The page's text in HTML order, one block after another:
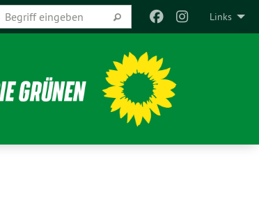
Links